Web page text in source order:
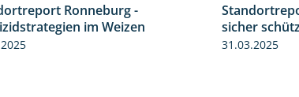
Ronneburg -
im Weizen
sicher
31.03.2025